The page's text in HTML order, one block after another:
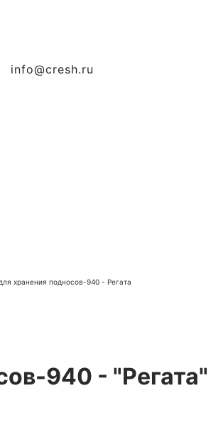
info@cresh.ru
хранения подносов-940 - Регата
940 - "Регата"